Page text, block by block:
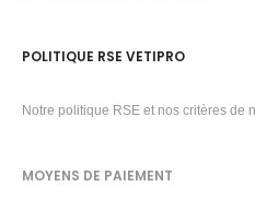
POLITIQUE RSE VETIPRO
Notre politique RSE et nos critères de
MOYENS DE PAIEMENT